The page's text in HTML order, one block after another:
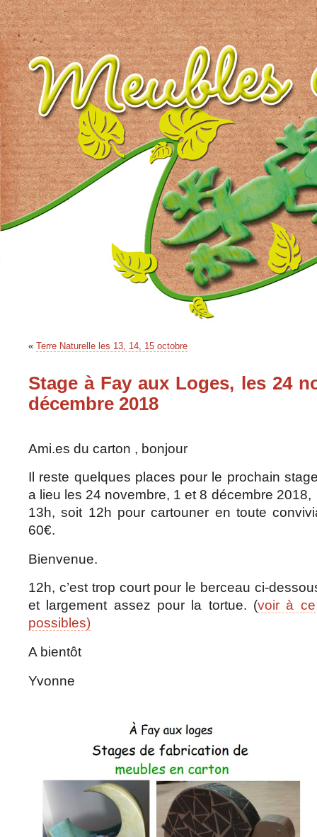
« Terre Naturelle les 13, 14, 15 octobre
Stage à Fay aux Loges, les 24
décembre 2018
Ami.es du carton , bonjour
Il reste quelques places pour le prochain
a lieu les 24 novembre, 1 et 8 décembre
13h, soit 12h pour cartouner en toute
60€.
Bienvenue.
12h, c’est trop court pour le berceau ci-
et largement assez pour la tortue. (voir à
possibles)
A bientôt
Yvonne